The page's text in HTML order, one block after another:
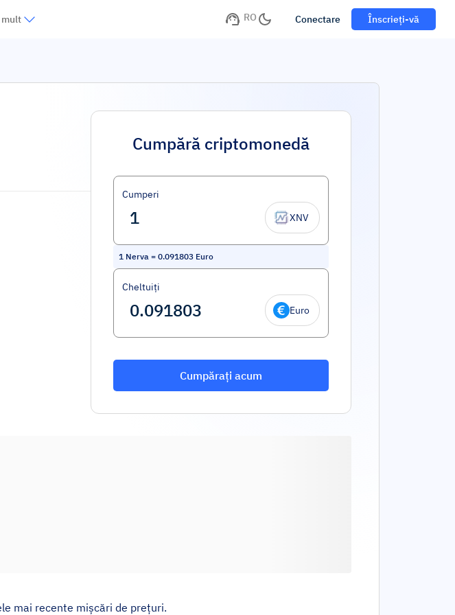
mult RO Conectare Înscrieți-vă
Cumpără criptomonedă
Cumperi
XNV
1 Nerva = 0.091803 Euro
Cheltuiți
Euro
Cumpărați acum
mai recente mișcări de prețuri.